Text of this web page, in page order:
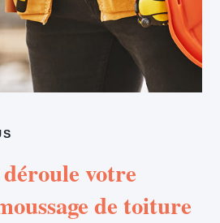
votre
de toiture